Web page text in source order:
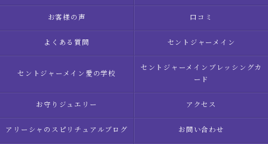
お客様の声 口コミ
よくある質問 セントジャーメイン
セントジャーメイン愛の学校
セントジャーメインブレッシングカ
ード
お守りジュエリー アクセス
アリーシャのスピリチュアルブログ お問い合わせ